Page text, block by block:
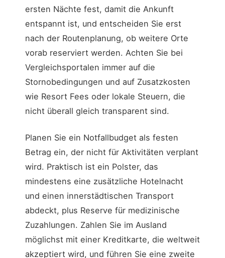
ersten Nächte fest, damit die Ankunft
entspannt ist, und entscheiden Sie erst
nach der Routenplanung, ob weitere Orte
vorab reserviert werden. Achten Sie bei
Vergleichsportalen immer auf die
Stornobedingungen und auf Zusatzkosten
wie Resort Fees oder lokale Steuern, die
nicht überall gleich transparent sind.
Planen Sie ein Notfallbudget als festen
Betrag ein, der nicht für Aktivitäten verplant
wird. Praktisch ist ein Polster, das
mindestens eine zusätzliche Hotelnacht
und einen innerstädtischen Transport
abdeckt, plus Reserve für medizinische
Zuzahlungen. Zahlen Sie im Ausland
möglichst mit einer Kreditkarte, die weltweit
akzeptiert wird, und führen Sie eine zweite